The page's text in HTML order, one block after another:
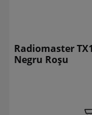
Radiomaster
Negru Roșu